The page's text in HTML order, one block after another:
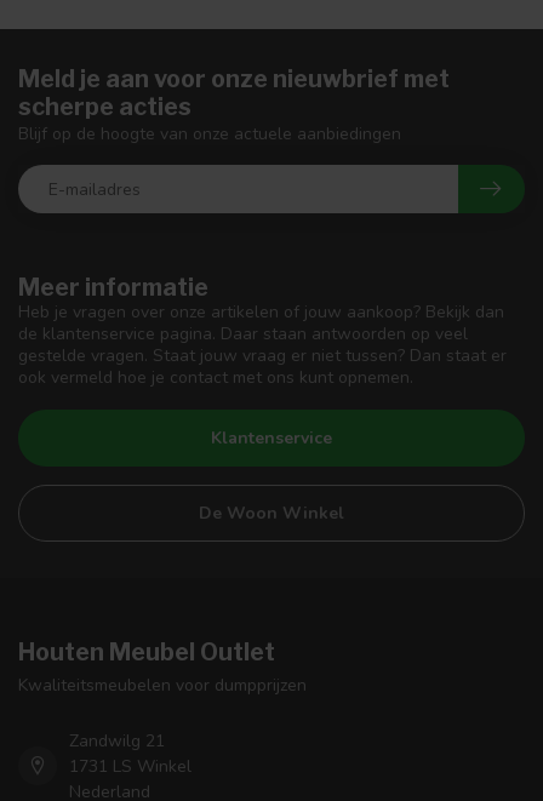
Meer informatie
Heb je vragen over onze artikelen of jouw aankoop? Bekijk dan
de klantenservice pagina. Daar staan antwoorden op veel
gestelde vragen. Staat jouw vraag er niet tussen? Dan staat er
ook vermeld hoe je contact met ons kunt opnemen.
Klantenservice
De Woon Winkel
Meld je aan voor onze nieuwbrief met
scherpe acties
Blijf op de hoogte van onze actuele aanbiedingen
Houten Meubel Outlet
Kwaliteitsmeubelen voor dumpprijzen
Zandwilg 21
1731 LS Winkel
Nederland